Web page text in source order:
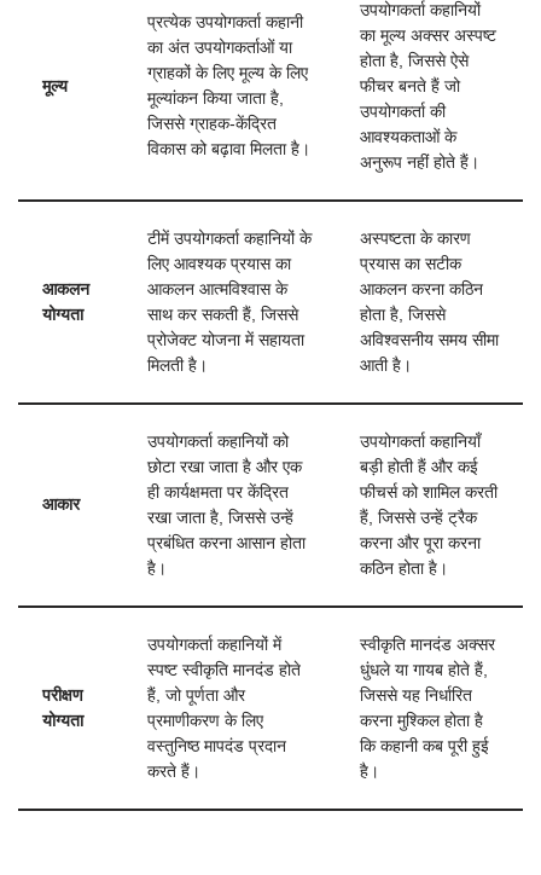
मूल्य
प्रत्येक उपयोगकर्ता कहानी
का अंत उपयोगकर्ताओं या
ग्राहकों के लिए मूल्य के लिए
मूल्यांकन किया जाता है,
जिससे ग्राहक-केंद्रित
विकास को बढ़ावा मिलता है।
उपयोगकर्ता कहानियों
का मूल्य अक्सर अस्पष्ट
होता है, जिससे ऐसे
फीचर बनते हैं जो
उपयोगकर्ता की
आवश्यकताओं के
अनुरूप नहीं होते हैं।
आकलन
योग्यता
टीमें उपयोगकर्ता कहानियों के
लिए आवश्यक प्रयास का
आकलन आत्मविश्वास के
साथ कर सकती हैं, जिससे
प्रोजेक्ट योजना में सहायता
मिलती है।
अस्पष्टता के कारण
प्रयास का सटीक
आकलन करना कठिन
होता है, जिससे
अविश्वसनीय समय सीमा
आती है।
आकार
उपयोगकर्ता कहानियों को
छोटा रखा जाता है और एक
ही कार्यक्षमता पर केंद्रित
रखा जाता है, जिससे उन्हें
प्रबंधित करना आसान होता
है।
उपयोगकर्ता कहानियाँ
बड़ी होती हैं और कई
फीचर्स को शामिल करती
हैं, जिससे उन्हें ट्रैक
करना और पूरा करना
कठिन होता है।
परीक्षण
योग्यता
उपयोगकर्ता कहानियों में
स्पष्ट स्वीकृति मानदंड होते
हैं, जो पूर्णता और
प्रमाणीकरण के लिए
वस्तुनिष्ठ मापदंड प्रदान
करते हैं।
स्वीकृति मानदंड अक्सर
धुंधले या गायब होते हैं,
जिससे यह निर्धारित
करना मुश्किल होता है
कि कहानी कब पूरी हुई
है।